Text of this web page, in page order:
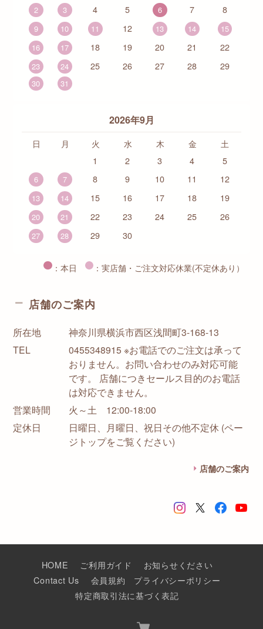
2 3 4 5 6 7 8
9 10 11 12 13 14
15
16
17 18 19 20 21 22
23 24 25 26 27 28 29
30 31
2026年9月
日 月 火 水 木 金
土
1
2 3 4 5
6 7 8 9 10 11 12
13 14 15 16 17 18 19
20 21 22 23 24 25 26
27 28 29 30
：本日 ：実店舗・ご注文対応休業(不定休あり）
店舗のご案内
所在地
神奈川県横浜市西区浅間町3-168-13
TEL
0455348915 ※お電話でのご注文は承って
おりません。お問い合わせのみ対応可能
です。 店舗につきセールス目的のお電話
は対応できません。
営業時間
火～土 12:00-18:00
定休日
日曜日、月曜日、祝日その他不定休 (ペー
ジトップをご覧ください)
店舗のご案内
HOME ご利用ガイド
お知らせください
Contact Us
会員規約
プライバシーポリシー
特定商取引法に基づく表記